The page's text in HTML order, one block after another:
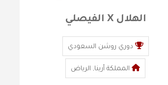
الهلال X الفيصلي
دوري روشن السعودي
المملكة أرينا, الرياض